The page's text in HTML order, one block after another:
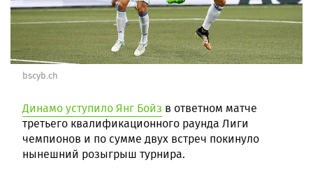
bscyb.ch
Динамо уступило Янг Бойз в ответном матче
третьего квалификационного раунда Лиги
чемпионов и по сумме двух встреч покинуло
нынешний розыгрыш турнира.